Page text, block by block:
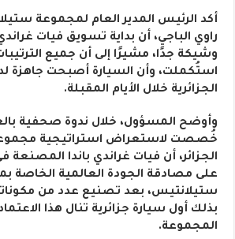
أكد الرئيس المدير العام لمجموعة
راوي الباجي، أن بداية تسويق فيات
وشيكة جدًا، مشيرًا إلى أن جميع
استُكملت، وأن السيارة أصبحت جاهزة
الجزائرية خلال الأيام المقبلة.
وأوضح المسؤول، خلال ندوة صحفية
خُصصت لاستعراض استراتيجية
الجزائر، أن فيات غراندي باندا المصنعة
على مصادقة الجودة العالمية الخاصة
ستيلانتيس، بعد تصنيع عدد من
بذلك أول سيارة جزائرية تنال هذا
المجموعة.